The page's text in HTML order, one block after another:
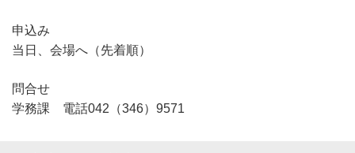
申込み
当日、会場へ（先着順）
問合せ
学務課 電話042（346）9571